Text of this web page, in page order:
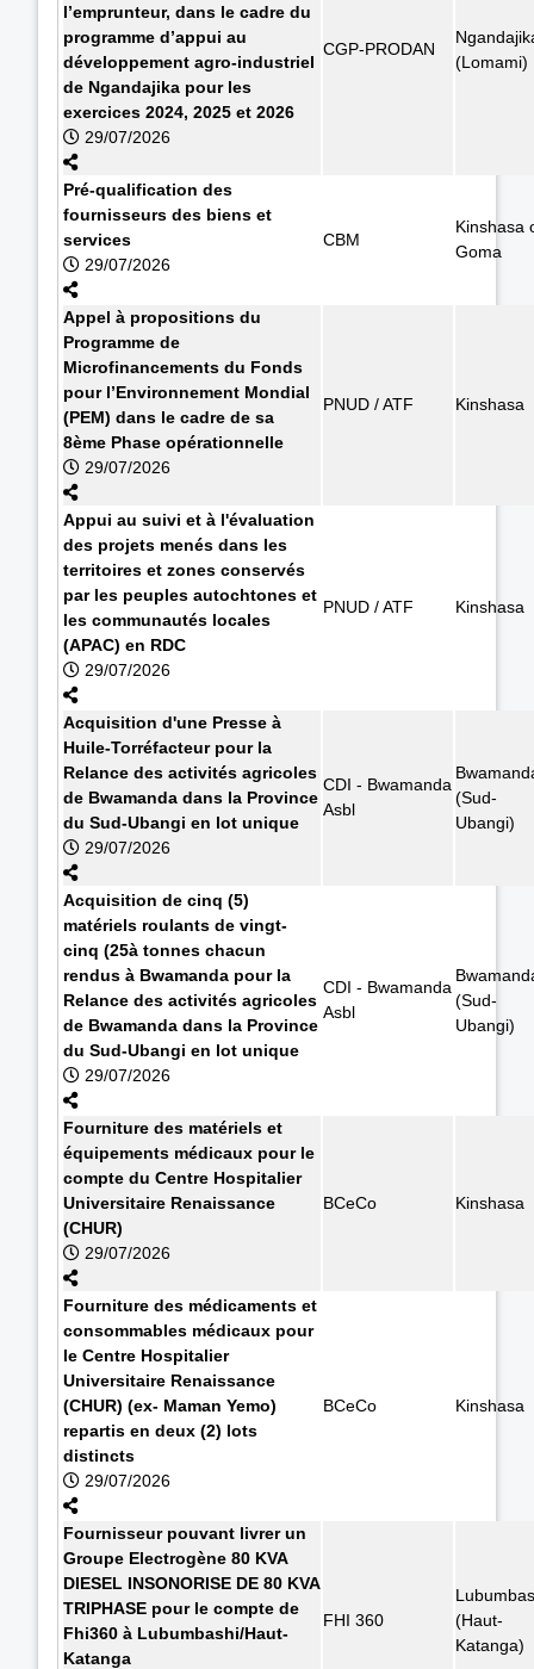
l’emprunteur, dans le cadre du
programme d’appui au
développement agro-industriel
de Ngandajika pour les
exercices 2024, 2025 et 2026
29/07/2026
CGP-PRODAN
(Lomami)
Pré-qualification des
fournisseurs des biens et
services
29/07/2026
CBM
Kinshasa
Goma
Appel à propositions du
Programme de
Microfinancements du Fonds
pour l’Environnement Mondial
(PEM) dans le cadre de sa
8ème Phase opérationnelle
29/07/2026
PNUD / ATF Kinshasa
Appui au suivi et à l'évaluation
des projets menés dans les
territoires et zones conservés
par les peuples autochtones et
les communautés locales
(APAC) en RDC
29/07/2026
PNUD / ATF Kinshasa
Acquisition d'une Presse à
Huile-Torréfacteur pour la
Relance des activités agricoles
de Bwamanda dans la Province
du Sud-Ubangi en lot unique
29/07/2026
CDI - Bwamanda
Asbl
(Sud-
Ubangi)
Acquisition de cinq (5)
matériels roulants de vingt-
cinq (25à tonnes chacun
rendus à Bwamanda pour la
Relance des activités agricoles
de Bwamanda dans la Province
du Sud-Ubangi en lot unique
29/07/2026
CDI - Bwamanda
Asbl
(Sud-
Ubangi)
Fourniture des matériels et
équipements médicaux pour le
compte du Centre Hospitalier
Universitaire Renaissance
(CHUR)
29/07/2026
BCeCo Kinshasa
Fourniture des médicaments et
consommables médicaux pour
le Centre Hospitalier
Universitaire Renaissance
(CHUR) (ex- Maman Yemo)
repartis en deux (2) lots
distincts
29/07/2026
BCeCo Kinshasa
Fournisseur pouvant livrer un
Groupe Electrogène 80 KVA
DIESEL INSONORISE DE 80 KVA
TRIPHASE pour le compte de
Fhi360 à Lubumbashi/Haut-
Katanga
FHI 360
(Haut-
Katanga)